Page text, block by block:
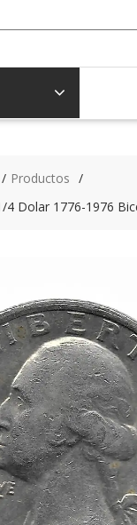
Productos
4 Dolar 1776-1976